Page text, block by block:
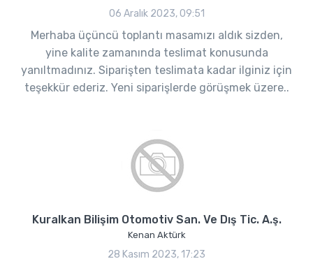
06 Aralık 2023, 09:51
Merhaba üçüncü toplantı masamızı aldık sizden,
yine kalite zamanında teslimat konusunda
yanıltmadınız. Siparişten teslimata kadar ilginiz için
teşekkür ederiz. Yeni siparişlerde görüşmek üzere..
Kuralkan Bilişim Otomotiv San. Ve Dış Tic. A.ş.
Kenan Aktürk
28 Kasım 2023, 17:23